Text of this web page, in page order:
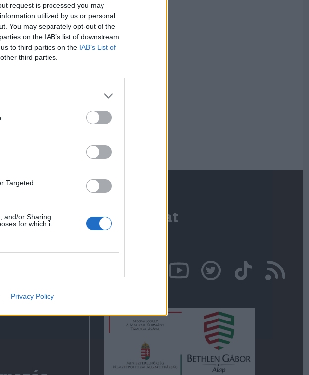
request is processed you may
utilized by us or personal
You may separately opt-out of the
on the IAB’s list of downstream
to third parties on the IAB’s List of
third parties.
Targeted
and/or Sharing
for which it
Privacy Policy
Kapcsolat